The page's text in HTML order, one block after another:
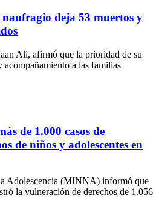
deja 53 muertos y
Ali, afirmó que la prioridad de su
a las familias
de 1.000 casos de
de niños y adolescentes en
Adolescencia (MINNA) informó que
la vulneración de derechos de 1.056